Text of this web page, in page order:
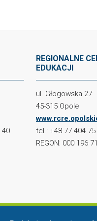
40
REGIONALNE
EDUKACJI
ul. Głogowska 27
45-315 Opole
tel.: +48 77 404 75
REGON: 000 196